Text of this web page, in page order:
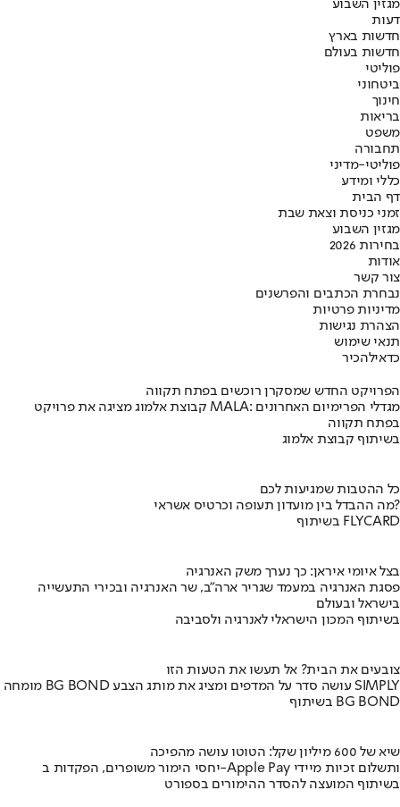
מגזין השבוע
דעות
חדשות בארץ
חדשות בעולם
פוליטי
ביטחוני
חינוך
בריאות
משפט
תחבורה
פוליטי-מדיני
כללי ומידע
דף הבית
זמני כניסת וצאת שבת
מגזין השבוע
בחירות 2026
אודות
צור קשר
נבחרת הכתבים והפרשנים
מדיניות פרטיות
הצהרת נגישות
תנאי שימוש
כדאילהכיר
הפרויקט החדש שמסקרן רוכשים בפתח תקווה
קבוצת אלמוג מציגה את פרויקט MALA: מגדלי הפרימיום האחרונים
בפתח תקווה
בשיתוף קבוצת אלמוג
כל ההטבות שמגיעות לכם
מה ההבדל בין מועדון תעופה וכרטיס אשראי?
בשיתוף FLYCARD
בצל איומי איראן: כך נערך משק האנרגיה
פסגת האנרגיה במעמד שגריר ארה"ב, שר האנרגיה ובכירי התעשייה
בישראל ובעולם
בשיתוף המכון הישראלי לאנרגיה ולסביבה
צובעים את הבית? אל תעשו את הטעות הזו
מומחה BG BOND עושה סדר על המדפים ומציג את מותג הצבע SIMPLY
בשיתוף BG BOND
שיא של 600 מיליון שקל: הטוטו עושה מהפיכה
יחסי הימור משופרים, הפקדות ב-Apple Pay ותשלום זכיות מיידי
בשיתוף המועצה להסדר ההימורים בספורט